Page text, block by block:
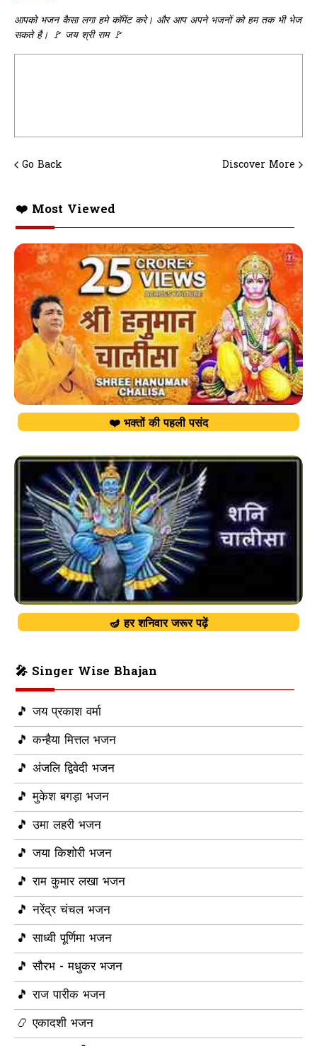
आपको भजन कैसा लगा हमे कॉमेंट करे। और आप अपने भजनों को हम तक भी भेज
सकते है। 🚩 जय श्री राम 🚩
Go Back Discover More
❤️ Most Viewed
❤️ भक्तों की पहली पसंद
🪔 हर शनिवार जरूर पढ़ें
🎤 Singer Wise Bhajan
🎵 जय प्रकाश वर्मा
🎵 कन्हैया मित्तल भजन
🎵 अंजलि द्विवेदी भजन
🎵 मुकेश बगड़ा भजन
🎵 उमा लहरी भजन
🎵 जया किशोरी भजन
🎵 राम कुमार लखा भजन
🎵 नरेंद्र चंचल भजन
🎵 साध्वी पूर्णिमा भजन
🎵 सौरभ - मधुकर भजन
🎵 राज पारीक भजन
📿 एकादशी भजन